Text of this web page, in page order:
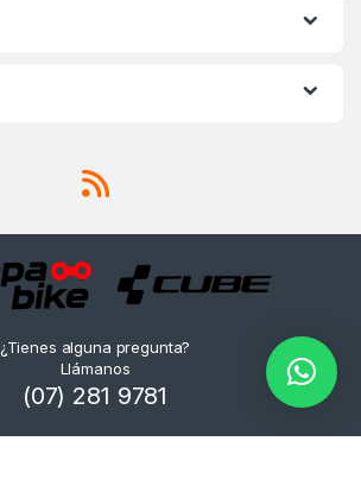
¿Tienes alguna pregunta?
Llámanos
(07) 281 9781